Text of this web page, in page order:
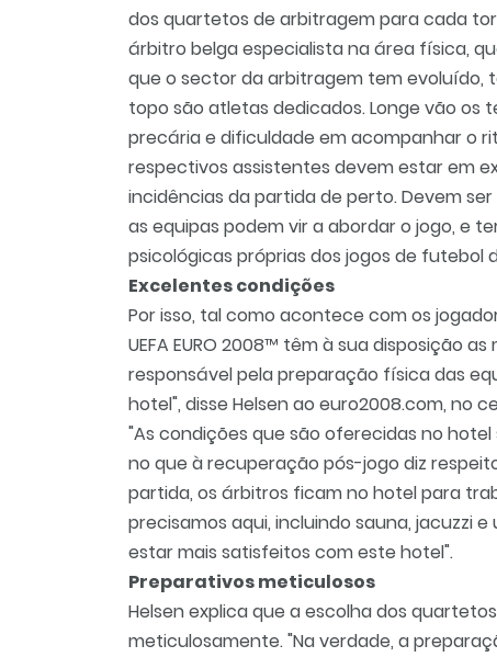
dos quartetos de arbitragem para cada
árbitro belga especialista na área física,
que o sector da arbitragem tem evoluído,
topo são atletas dedicados. Longe vão
precária e dificuldade em acompanhar o
respectivos assistentes devem estar em
incidências da partida de perto. Devem
as equipas podem vir a abordar o jogo, e
psicológicas próprias dos jogos de futebol
Excelentes condições
Por isso, tal como acontece com os
UEFA EURO 2008™ têm à sua disposição
responsável pela preparação física das
hotel", disse Helsen ao euro2008.com, no
"As condições que são oferecidas no
no que à recuperação pós-jogo diz
partida, os árbitros ficam no hotel para
precisamos aqui, incluindo sauna, jacuzzi
estar mais satisfeitos com este hotel".
Preparativos meticulosos
Helsen explica que a escolha dos
meticulosamente. "Na verdade, a